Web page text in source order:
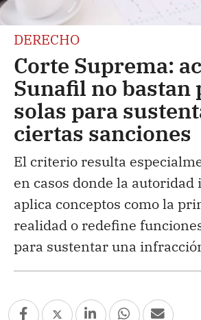
DERECHO
Corte Suprema:
Sunafil no bastan
solas para
ciertas sanciones
El criterio resulta
en casos donde la autoridad
aplica conceptos como la
realidad o redefine
para sustentar una